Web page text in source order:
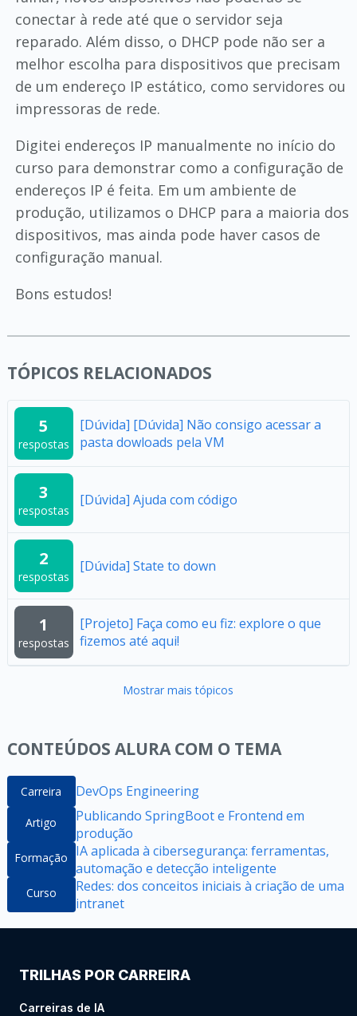
conectar à rede até que o servidor seja
reparado. Além disso, o DHCP pode não ser a
melhor escolha para dispositivos que precisam
de um endereço IP estático, como servidores ou
impressoras de rede.
Digitei endereços IP manualmente no início do
curso para demonstrar como a configuração de
endereços IP é feita. Em um ambiente de
produção, utilizamos o DHCP para a maioria dos
dispositivos, mas ainda pode haver casos de
configuração manual.
Bons estudos!
TÓPICOS RELACIONADOS
5
respostas
[Dúvida] [Dúvida] Não consigo acessar a
pasta dowloads pela VM
3
respostas
[Dúvida] Ajuda com código
2
respostas
[Dúvida] State to down
1
respostas
[Projeto] Faça como eu fiz: explore o que
fizemos até aqui!
Mostrar mais tópicos
CONTEÚDOS ALURA COM O TEMA
Carreira DevOps Engineering
Artigo
Publicando SpringBoot e Frontend em
produção
Formação IA aplicada à cibersegurança: ferramentas,
automação e detecção inteligente
Curso
Redes: dos conceitos iniciais à criação de uma
intranet
TRILHAS POR CARREIRA
Carreiras de IA